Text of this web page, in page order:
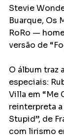
Stevie
Buarque, Os
RoRo —
versão de
O álbum traz
especiais:
Villa em “Me
reinterpreta
Stupid”, de
com lirismo